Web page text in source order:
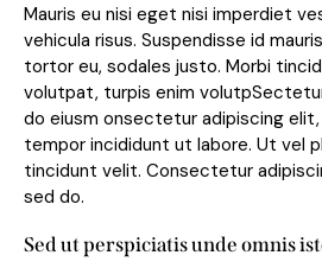
Mauris eu nisi eget nisi imperdiet
vehicula risus. Suspendisse id
tortor eu, sodales justo. Morbi
volutpat, turpis enim
do eiusm onsectetur adipiscing
tempor incididunt ut labore. Ut vel
tincidunt velit. Consectetur
sed do.
Sed ut perspiciatis unde omnis